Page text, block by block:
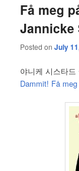
Få meg
Jannicke
Posted onJuly
야니케 시스타
Dammit! Få